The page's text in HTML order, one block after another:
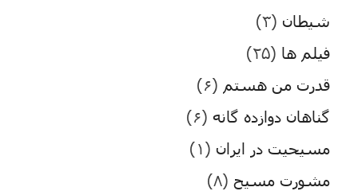
شیطان (۳)
فیلم ها (۲۵)
قدرت من هستم (۶)
گناهان دوازده گانه (۶)
مسیحیت در ایران (۱)
مشورت مسیح (۸)